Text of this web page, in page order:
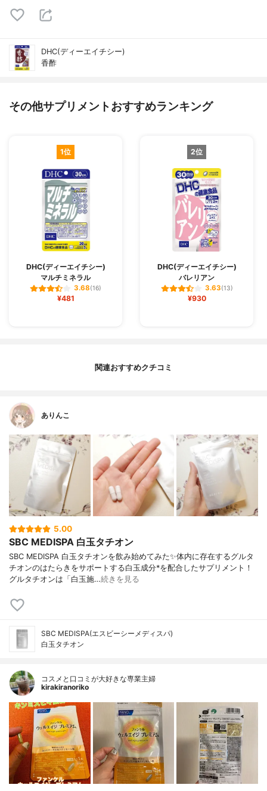
DHC(ディーエイチシー)
香酢
その他サプリメントおすすめランキング
1位
DHC(ディーエイチシー)
マルチミネラル
3.68(16)
¥481
2位
DHC(ディーエイチシー)
バレリアン
3.63(13)
¥930
関連おすすめクチコミ
ありんこ
5.00
SBC MEDISPA 白玉タチオン
SBC MEDISPA 白玉タチオンを飲み始めてみた✨体内に存在するグルタ
チオンのはたらきをサポートする白玉成分*を配合したサプリメント！
グルタチオンは「白玉施…続きを見る
SBC MEDISPA(エスビーシーメディスパ)
白玉タチオン
コスメと口コミが大好きな専業主婦
kirakiranoriko